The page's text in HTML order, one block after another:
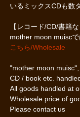
いるミックスCDも数
【レコード/CD/書籍
mother moon muisc
こちら/Wholesale
"mother moon
CD / book etc.
All goods handled at
Wholesale price of
Please contact us